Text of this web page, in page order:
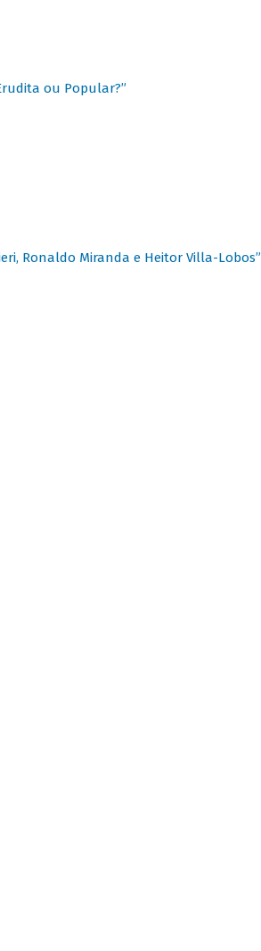
ou Popular?”
Ronaldo Miranda e Heitor Villa-Lobos”